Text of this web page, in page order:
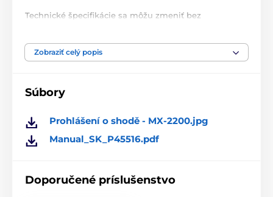
Technické špecifikácie sa môžu zmeniť bez
Vysielačky
Vysielačky pre výcvikové obojky Reedog
Zobraziť celý popis
Súbory
Prohlášení o shodě - MX-2200.jpg
Manual_SK_P45516.pdf
Doporučené príslušenstvo